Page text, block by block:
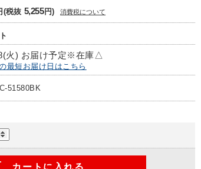
(税抜 5,255円) 消費税について
火) お届け予定※在庫△
最短お届け日はこちら
51580BK